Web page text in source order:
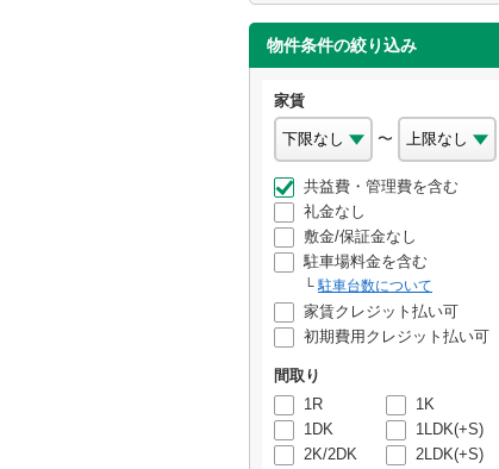
物件条件の絞り込み
家賃
〜
共益費・管理費を含む
礼金なし
敷金/保証金なし
駐車場料金を含む
駐車台数について
家賃クレジット払い可
初期費用クレジット払い可
間取り
1R
1K
1DK
1LDK(+S)
2K/2DK
2LDK(+S)